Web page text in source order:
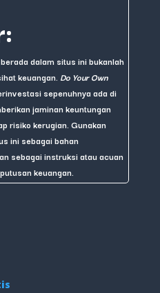
dalam situs ini bukanlah
keuangan. Do Your Own
sepenuhnya ada di
jaminan keuntungan
risiko kerugian. Gunakan
ini sebagai bahan
sebagai instruksi atau acuan
keuangan.